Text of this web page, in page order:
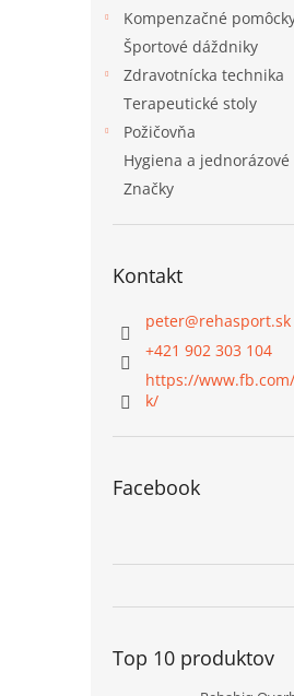
Kompenzačné
Športové dáždniky
Zdravotnícka technika
Terapeutické stoly
Požičovňa
Hygiena a
Značky
Kontakt
peter@rehasport.sk
+421 902 303 104
https://
k/
Facebook
Top 10 produktov